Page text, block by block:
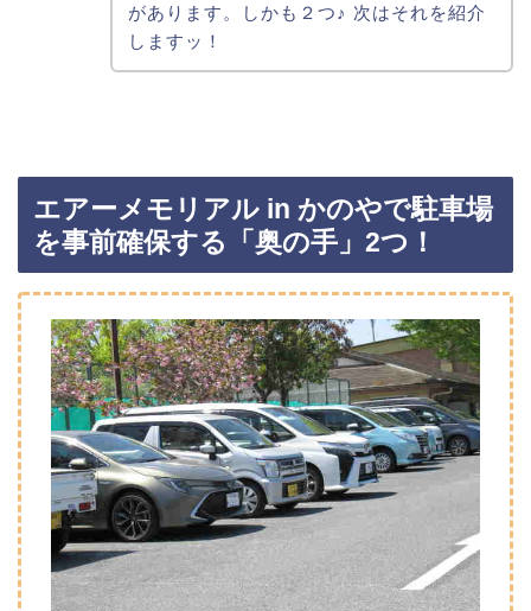
があります。しかも２つ♪ 次はそれを紹介
しますッ！
エアーメモリアル in かのやで駐車場
を事前確保する「奥の手」2つ！